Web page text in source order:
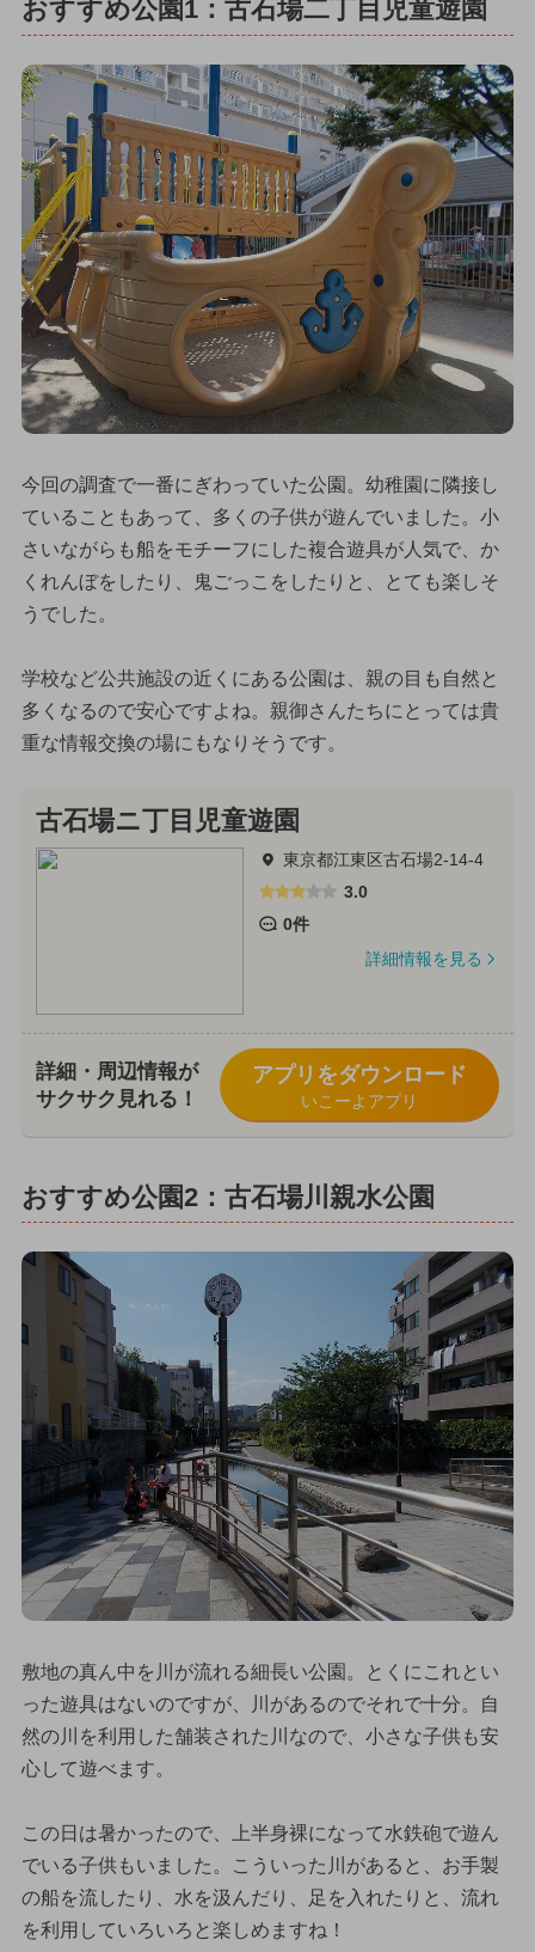
おすすめ公園1：古石場二丁目児童遊園
今回の調査で一番にぎわっていた公園。幼稚園に隣接し
ていることもあって、多くの子供が遊んでいました。小
さいながらも船をモチーフにした複合遊具が人気で、か
くれんぼをしたり、鬼ごっこをしたりと、とても楽しそ
うでした。
学校など公共施設の近くにある公園は、親の目も自然と
多くなるので安心ですよね。親御さんたちにとっては貴
重な情報交換の場にもなりそうです。
古石場ニ丁目児童遊園
東京都江東区古石場2-14-4
3.0
0件
詳細情報を見る
詳細・周辺情報が
サクサク見れる！
アプリをダウンロード
いこーよアプリ
おすすめ公園2：古石場川親水公園
敷地の真ん中を川が流れる細長い公園。とくにこれとい
った遊具はないのですが、川があるのでそれで十分。自
然の川を利用した舗装された川なので、小さな子供も安
心して遊べます。
この日は暑かったので、上半身裸になって水鉄砲で遊ん
でいる子供もいました。こういった川があると、お手製
の船を流したり、水を汲んだり、足を入れたりと、流れ
を利用していろいろと楽しめますね！